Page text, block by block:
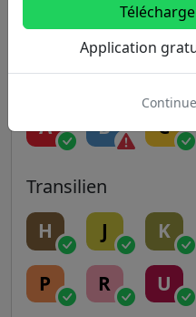
14
A B C
Transilien
H J K
P R U
Application